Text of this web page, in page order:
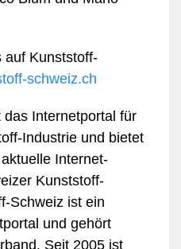
auf Kunststoff-
schweiz.ch
Internetportal für
Industrie und bietet
Internet-
Kunststoff-
Schweiz ist ein
und gehört
Seit 2005 ist